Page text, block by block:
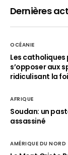
Dernières
OCÉANIE
Les catholiques
s’opposer aux
ridiculisant la foi
AFRIQUE
Soudan: un
assassiné
AMÉRIQUE DU NORD